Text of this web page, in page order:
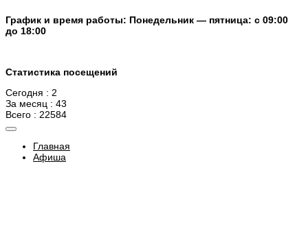
График и время работы: Понедельник — пятница: с 09:00
до 18:00
Статистика посещений
Сегодня : 2
За месяц : 43
Всего : 22584
Главная
Афиша